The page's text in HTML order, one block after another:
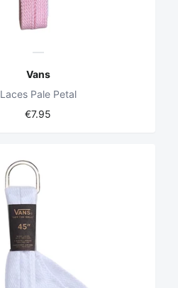
Vans
Laces Pale Petal
€7.95